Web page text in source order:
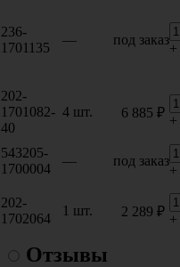
236-
1701135
— под заказ
+
202-
1701082-
40
4 шт. 6 885 ₽
+
543205-
1700004
— под заказ
+
202-
1702064
1 шт. 2 289 ₽
+
Отзывы